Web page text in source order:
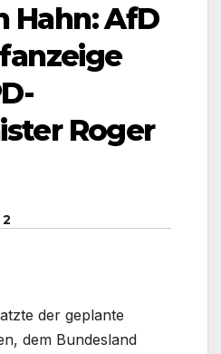
Hahn: AfD
Roger
der geplante
dem Bundesland